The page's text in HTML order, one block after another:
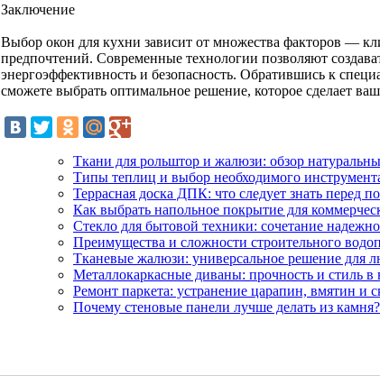
Заключение
Выбор окон для кухни зависит от множества факторов —
предпочтений. Современные технологии позволяют
энергоэффективность и безопасность. Обратившись к
сможете выбрать оптимальное решение, которое сделает
Ткани для рольштор и жалюзи: обзор
Типы теплиц и выбор необходимого
Террасная доска ДПК: что следует знать перед
Как выбрать напольное покрытие для
Стекло для бытовой техники: сочетание
Преимущества и сложности строительного
Тканевые жалюзи: универсальное решение для
Металлокаркасные диваны: прочность и стиль
Ремонт паркета: устранение царапин, вмятин и
Почему стеновые панели лучше делать из камня?